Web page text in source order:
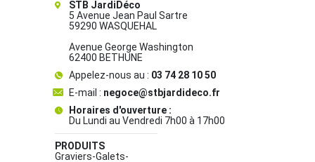
STB JardiDéco
5 Avenue Jean Paul Sartre
59290 WASQUEHAL
Avenue George Washington
62400 BETHUNE
Appelez-nous au : 03 74 28 10 50
E-mail : negoce@stbjardideco.fr
Horaires d'ouverture :
Du Lundi au Vendredi 7h00 à 17h00
PRODUITS
Graviers-Galets-